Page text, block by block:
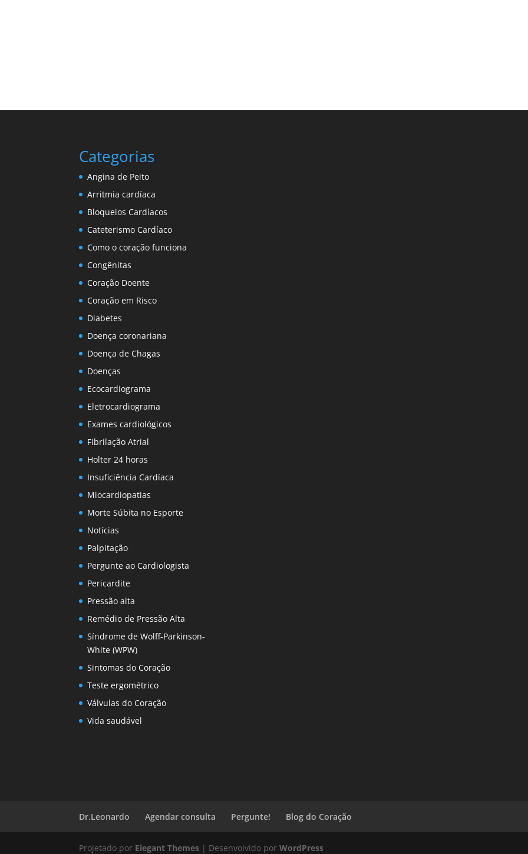
Categorias
Angina de Peito
Arritmia cardíaca
Bloqueios Cardíacos
Cateterismo Cardíaco
Como o coração funciona
Congênitas
Coração Doente
Coração em Risco
Diabetes
Doença coronariana
Doença de Chagas
Doenças
Ecocardiograma
Eletrocardiograma
Exames cardiológicos
Fibrilação Atrial
Holter 24 horas
Insuficiência Cardíaca
Miocardiopatias
Morte Súbita no Esporte
Notícias
Palpitação
Pergunte ao Cardiologista
Pericardite
Pressão alta
Remédio de Pressão Alta
Síndrome de Wolff-Parkinson-
White (WPW)
Sintomas do Coração
Teste ergométrico
Válvulas do Coração
Vida saudável
Dr.Leonardo Agendar consulta Pergunte! Blog do Coração
Projetado por Elegant Themes | Desenvolvido porWordPress